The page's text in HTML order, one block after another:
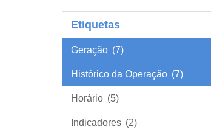
Etiquetas
Geração (7)
Histórico da Operação (7)
Horário (5)
Indicadores (2)